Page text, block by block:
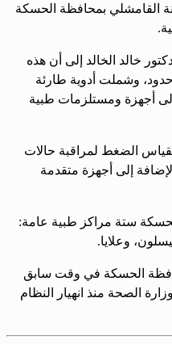
القامشلي بمحافظة الحسكة
خالد الخالد إلى أن هذه
وشملت أدوية طارئة
إلى أجهزة ومستلزمات طبية
الضغط لمراقبة حالات
إلى أجهزة متقدمة
ستة مراكز طبية عامة:
وعلايا.
الحسكة في وقت سابق
الصحة منذ انهيار النظام